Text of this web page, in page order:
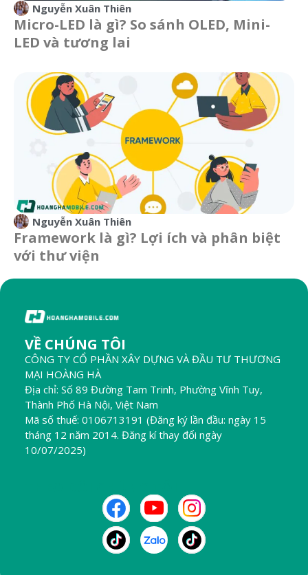
Nguyễn Xuân Thiên
Micro-LED là gì? So sánh OLED, Mini-
LED và tương lai
Nguyễn Xuân Thiên
Framework là gì? Lợi ích và phân biệt
với thư viện
VỀ CHÚNG TÔI
CÔNG TY CỔ PHẦN XÂY DỰNG VÀ ĐẦU TƯ THƯƠNG
MẠI HOÀNG HÀ
Địa chỉ: Số 89 Đường Tam Trinh, Phường Vĩnh Tuy,
Thành Phố Hà Nội, Việt Nam
Mã số thuế: 0106713191 (Đăng ký lần đầu: ngày 15
tháng 12 năm 2014. Đăng kí thay đổi ngày
10/07/2025)